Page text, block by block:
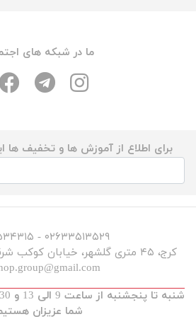
ما در شبکه های
برای اطلاع از آموزش ها و تخفیف ها
۰۲۶۳۳۵۱۳۵۲۹ - ۰۲۶۳۳۵۳۴۳۱۵
کرج، ۴۵ متری گلشهر، خیابان کوکب شرقی، عکس و فیلم مکث
شما عزیزان